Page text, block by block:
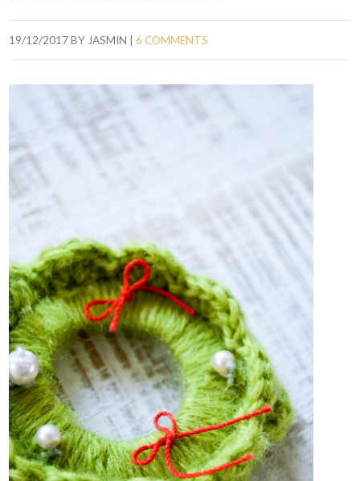
19/12/2017BYJASMIN |6 COMMENTS